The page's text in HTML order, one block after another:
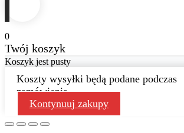
0
Twój koszyk
Koszyk jest pusty
Koszty wysyłki będą podane podczas
zamówienia
Kontynuuj zakupy